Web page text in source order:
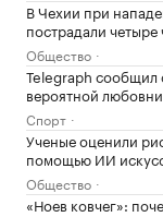
В Чехии при
пострадали четыре
Общество
Telegraph сообщил
вероятной
Спорт
Ученые оценили
помощью ИИ
Общество
«Ноев ковчег»: